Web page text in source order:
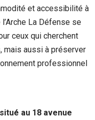
et accessibilité à
La Défense se
ceux qui cherchent
mais aussi à préserver
professionnel
au 18 avenue